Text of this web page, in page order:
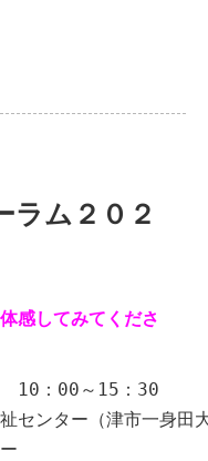
ラム２０２
感してみてくださ
10：00～15：30
センター（津市一身田